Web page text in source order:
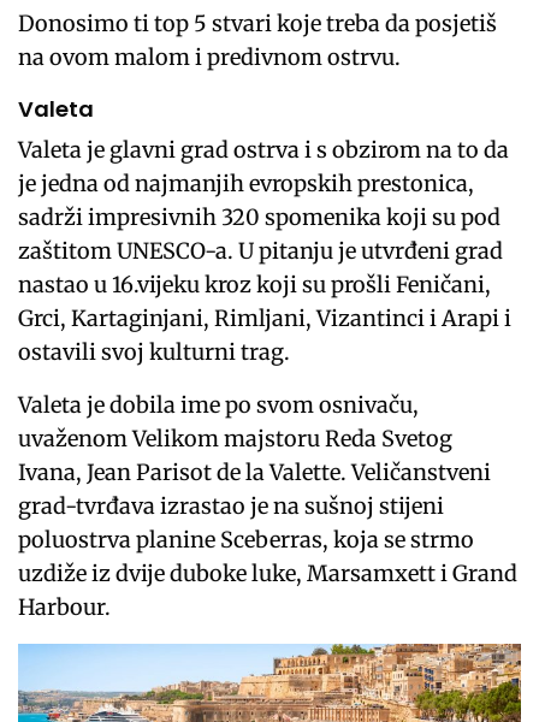
Donosimo ti top 5 stvari koje treba da posjetiš
na ovom malom i predivnom ostrvu.
Valeta
Valeta je glavni grad ostrva i s obzirom na to da
je jedna od najmanjih evropskih prestonica,
sadrži impresivnih 320 spomenika koji su pod
zaštitom UNESCO-a. U pitanju je utvrđeni grad
nastao u 16.vijeku kroz koji su prošli Feničani,
Grci, Kartaginjani, Rimljani, Vizantinci i Arapi i
ostavili svoj kulturni trag.
Valeta je dobila ime po svom osnivaču,
uvaženom Velikom majstoru Reda Svetog
Ivana, Jean Parisot de la Valette. Veličanstveni
grad-tvrđava izrastao je na sušnoj stijeni
poluostrva planine Sceberras, koja se strmo
uzdiže iz dvije duboke luke, Marsamxett i Grand
Harbour.